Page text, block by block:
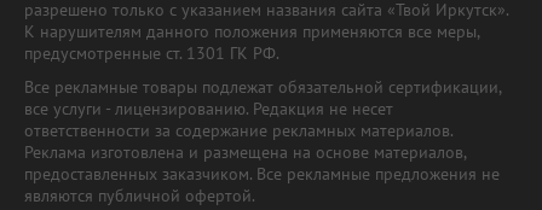
разрешено только с указанием названия сайта «Твой Иркутск».
К нарушителям данного положения применяются все меры,
предусмотренные ст. 1301 ГК РФ.
Все рекламные товары подлежат обязательной сертификации,
все услуги - лицензированию. Редакция не несет
ответственности за содержание рекламных материалов.
Реклама изготовлена и размещена на основе материалов,
предоставленных заказчиком. Все рекламные предложения не
являются публичной офертой.